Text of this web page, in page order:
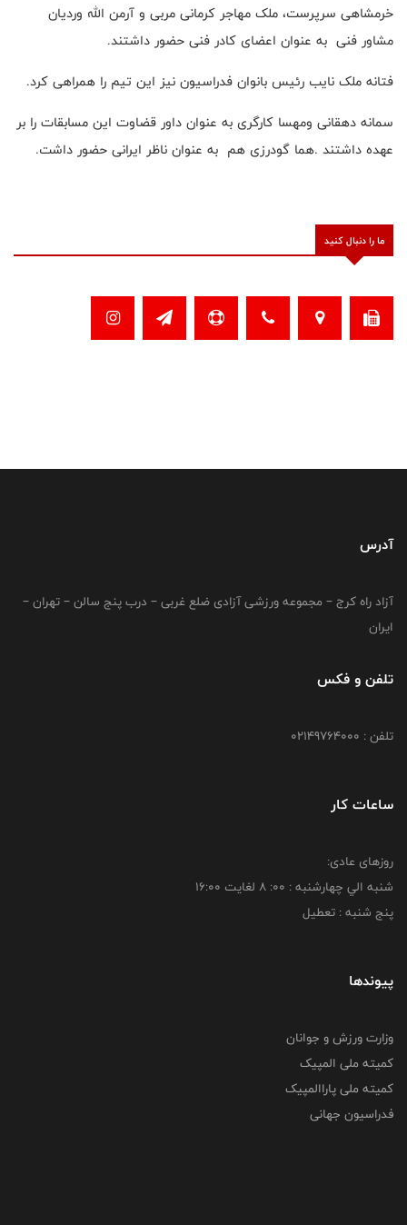
خرمشاهی سرپرست، ملک مهاجر کرمانی مربی و آرمن الله وردیان
مشاور فنی به عنوان اعضای کادر فنی حضور داشتند.
فتانه ملک نایب رئیس بانوان فدراسیون نیز این تیم را همراهی کرد.
سمانه دهقانی ومهسا کارگری به عنوان داور قضاوت این مسابقات را بر
عهده داشتند .هما گودرزی هم به عنوان ناظر ایرانی حضور داشت.
ما را دنبال کنید
آدرس
آزاد راه کرج – مجموعه ورزشی آزادی ضلع غربی – درب پنج سالن – تهران –
ایران
تلفن و فکس
تلفن : 02149764000
ساعات کار
روزهای عادی:
شنبه الي چهارشنبه : 00: 8 لغايت 16:00
پنج شنبه : تعطیل
پیوندها
وزارت ورزش و جوانان
کمیته ملی المپیک
کمیته ملی پاراالمپیک
فدراسیون جهانی